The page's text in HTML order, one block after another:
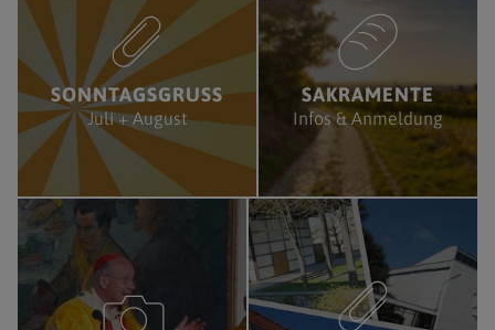
SONNTAGSGRUSS
Juli + August
SAKRAMENTE
Infos & Anmeldung